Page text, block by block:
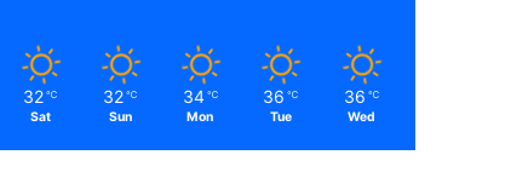
32 ℃
Sat
32 ℃
Sun
34 ℃
Mon
36 ℃
Tue
36 ℃
Wed